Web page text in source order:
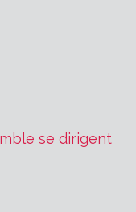
se dirigent